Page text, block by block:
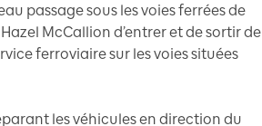
passage sous les voies ferrées de
McCallion d’entrer et de sortir de
ferroviaire sur les voies situées
les véhicules en direction du